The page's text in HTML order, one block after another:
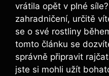
vrátila opět v plné
zahradničení, určitě
se o své rostliny
tomto článku se
správně připravit
jste si mohli užít